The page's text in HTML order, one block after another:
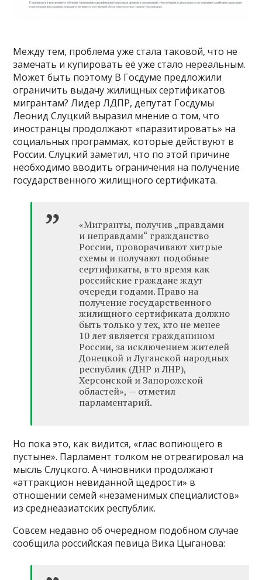
Между тем, проблема уже стала таковой, что не
замечать и купировать её уже стало нереальным.
Может быть поэтому В Госдуме предложили
ограничить выдачу жилищных сертификатов
мигрантам? Лидер ЛДПР, депутат Госдумы
Леонид Слуцкий выразил мнение о том, что
иностранцы продолжают «паразитировать» на
социальных программах, которые действуют в
России. Слуцкий заметил, что по этой причине
необходимо вводить ограничения на получение
государственного жилищного сертификата.
«Мигранты, получив „правдами
и неправдами“ гражданство
России, проворачивают хитрые
схемы и получают подобные
сертификаты, в то время как
российские граждане ждут
очереди годами. Право на
получение государственного
жилищного сертификата должно
быть только у тех, кто не менее
10 лет является гражданином
России, за исключением жителей
Донецкой и Луганской народных
республик (ДНР и ЛНР),
Херсонской и Запорожской
областей», — отметил
парламентарий.
Но пока это, как видится, «глас вопиющего в
пустыне». Парламент толком не отреагировал на
мысль Слуцкого. А чиновники продолжают
«аттракцион невиданной щедрости» в
отношении семей «незаменимых специалистов»
из среднеазиатских республик.
Совсем недавно об очередном подобном случае
сообщила российская певица Вика Цыганова: